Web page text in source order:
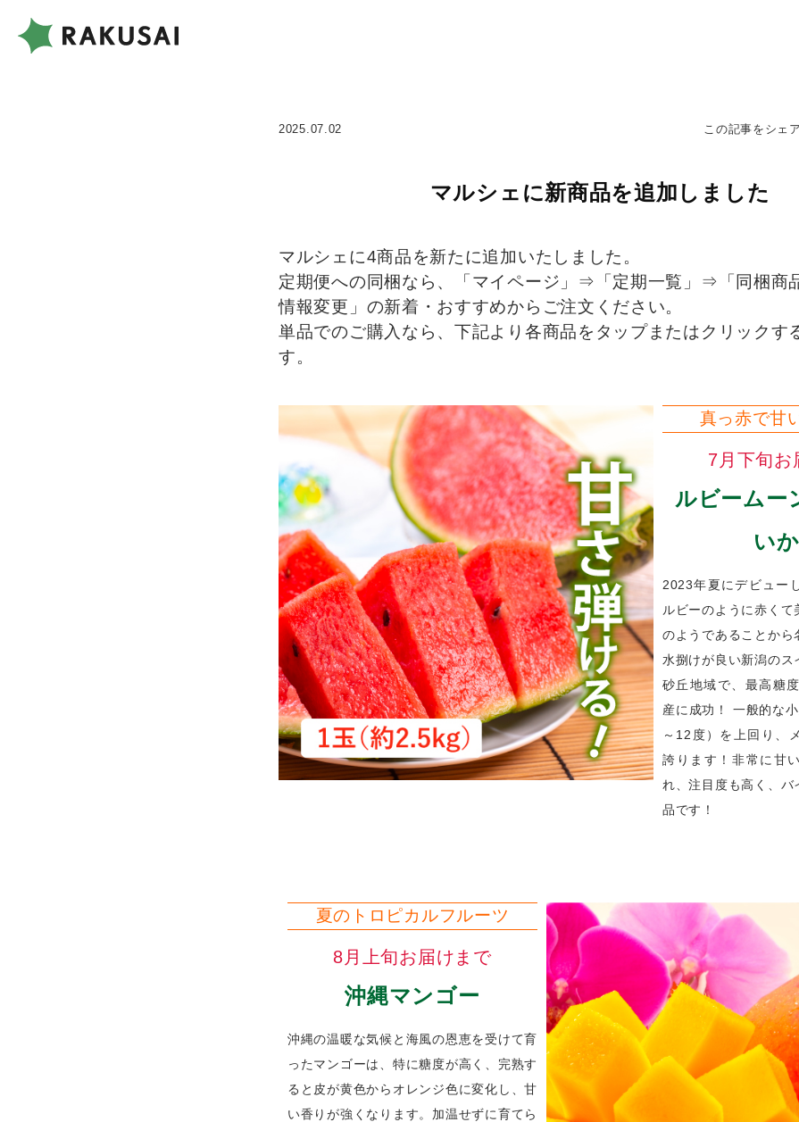
2025.07.02 この記事をシェア
マルシェに新商品を追加しました
マルシェに4商品を新たに追加いたしました。
定期便への同梱なら、「マイページ」⇒「定期一覧」⇒「同梱
情報変更」の新着・おすすめからご注文ください。
単品でのご購入なら、下記より各商品をタップまたはクリックす
す。
真っ赤で甘
7月下旬お
ルビームー
いか
2023年夏にデビュー
ルビーのように赤くて
のようであることから
水捌けが良い新潟のス
砂丘地域で、最高糖
産に成功！ 一般的な
～12度）を上回り、
誇ります！非常に甘
れ、注目度も高く、バ
品です！
夏のトロピカルフルーツ
8月上旬お届けまで
沖縄マンゴー
沖縄の温暖な気候と海風の恩恵を受けて育
ったマンゴーは、特に糖度が高く、完熟す
ると皮が黄色からオレンジ色に変化し、甘
い香りが強くなります。加温せずに育てら